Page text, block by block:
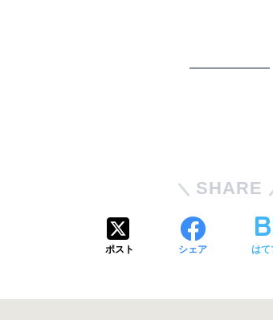
SHARE
ポスト シェア はて